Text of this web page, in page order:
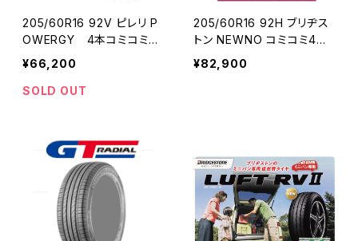
205/60R16 92V ピレリ P
OWERGY 4本コミコミセ
ット
¥66,200
SOLD OUT
205/60R16 92H ブリヂス
トン NEWNO コミコミ4本
セット
¥82,900